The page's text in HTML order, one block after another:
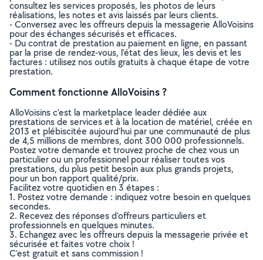
consultez les services proposés, les photos de leurs
réalisations, les notes et avis laissés par leurs clients.
- Conversez avec les offreurs depuis la messagerie AlloVoisins
pour des échanges sécurisés et efficaces.
- Du contrat de prestation au paiement en ligne, en passant
par la prise de rendez-vous, l’état des lieux, les devis et les
factures : utilisez nos outils gratuits à chaque étape de votre
prestation.
Comment fonctionne AlloVoisins ?
AlloVoisins c’est la marketplace leader dédiée aux
prestations de services et à la location de matériel, créée en
2013 et plébiscitée aujourd’hui par une communauté de plus
de 4,5 millions de membres, dont 300 000 professionnels.
Postez votre demande et trouvez proche de chez vous un
particulier ou un professionnel pour réaliser toutes vos
prestations, du plus petit besoin aux plus grands projets,
pour un bon rapport qualité/prix.
Facilitez votre quotidien en 3 étapes :
1. Postez votre demande : indiquez votre besoin en quelques
secondes.
2. Recevez des réponses d’offreurs particuliers et
professionnels en quelques minutes.
3. Echangez avec les offreurs depuis la messagerie privée et
sécurisée et faites votre choix !
C’est gratuit et sans commission !